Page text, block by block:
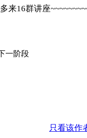
来16群讲座
一阶段
只看该作